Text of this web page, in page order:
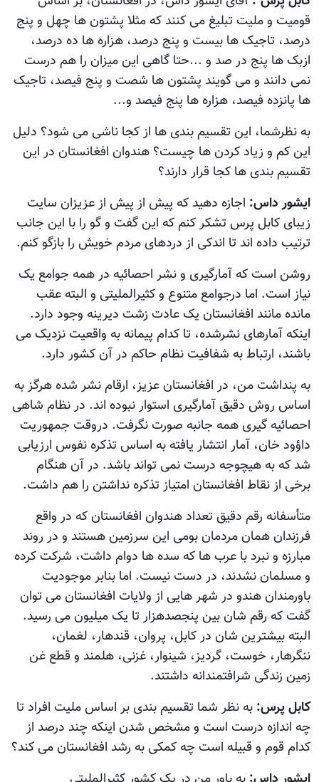
قومیت و ملیت تبلیغ می کنند که مثلا پشتون ها چهل و پنج
درصد، تاجیک ها بیست و پنج درصد، هزاره ها ده درصد،
ازبک ها پنج در صد و ...حتا گاهی اين ميزان را هم درست
نمی دانند و می گویند پشتون ها شصت و پنج فیصد، تاجیک
ها پانزده فیصد، هزاره ها پنج فیصد و...
به نظرشما، این تقسیم بندی ها از کجا ناشی می شود؟ دلیل
این کم و زیاد کردن ها چیست؟ هندوان افغانستان در این
تقسیم بندی ها کجا قرار دارند؟
ایشور داس: اجازه دهید که پیش از پیش از عزیزان سایت
زیبای کابل پرس تشکر کنم که این گفت و گو را با این جانب
ترتیب داده اند تا اندکی از دردهای مردم خویش را بازگو کنم.
روشن است که آمارگیری و نشر احصائیه در همه جوامع یک
نیاز است. اما درجوامع متنوع و کثیرالملیتی و البته عقب
مانده مانند افغانستان یک عادت زشت دیرینه وجود دارد.
اینکه آمارهای نشرشده، تا کدام پیمانه به واقعیت نزدیک می
باشند، ارتباط به شفافیت نظام حاکم در آن کشور دارد.
به پنداشت من، در افغانستان عزیز، ارقام نشر شده هرگز به
اساس روش دقیق آمارگیری استوار نبوده اند. در نظام شاهی
احصائیه گیری همه جانبه صورت نگرفت. دروقت جمهوریت
داؤود خان، آمار انتشار یافته به اساس تذکره نفوس ارزیابی
شد که به هیچوجه درست نمی تواند باشد. در آن هنگام
برخی از نقاط افغانستان امتیاز تذکره نداشتن را هم داشت.
متأسفانه رقم دقیق تعداد هندوان افغانستان که در واقع
فرزندان همان مردمان بومی این سرزمین هستند و در روند
مبارزه و نبرد با عرب ها که سده ها دوام داشت، شرکت کرده
و مسلمان نشدند، در دست نیست. اما بنابر موجودیت
باورمندان هندو در شهر هایی از ولایات افغانستان می توان
گفت که رقم شان بین پنجصدهزار تا یک میلیون می رسید.
البته بیشترین شان در کابل، پروان، قندهار، لغمان،
ننگرهار، خوست، گردیز، شینوار، غزنی، هلمند و قطع غن
زمین زندگی شرافتمندانه داشتند.
کابل پرس: به نظر شما تقسیم بندی بر اساس ملیت افراد تا
چه اندازه درست است و مشخص شدن اینکه چند درصد از
کدام قوم و قبیله است چه کمکی به رشد افغانستان می کند؟